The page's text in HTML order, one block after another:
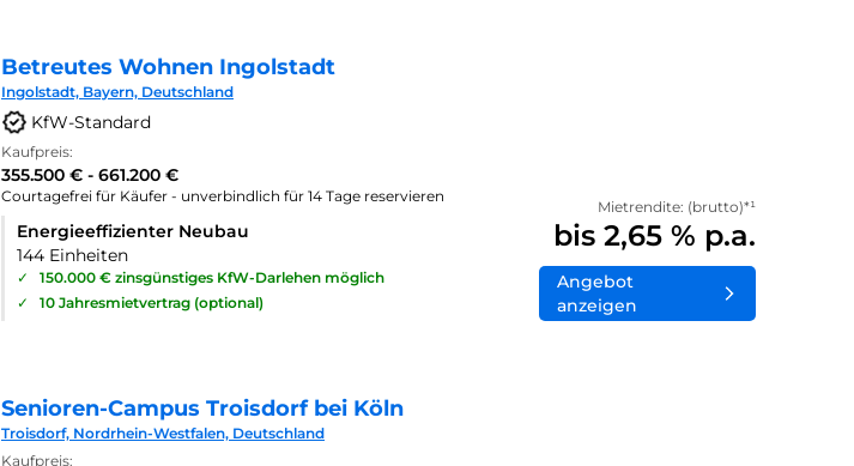
Betreutes Wohnen Ingolstadt
Ingolstadt, Bayern, Deutschland
KfW-Standard
Kaufpreis:
355.500 € - 661.200 €
Courtagefrei für Käufer - unverbindlich für 14 Tage reservieren
Energieeffizienter Neubau
144 Einheiten
✓
150.000 € zinsgünstiges KfW-Darlehen möglich
✓
10 Jahresmietvertrag (optional)
Mietrendite: (brutto)*¹
bis 2,65 % p.a.
Angebot
anzeigen
Senioren-Campus Troisdorf bei Köln
Troisdorf, Nordrhein-Westfalen, Deutschland
Kaufpreis: